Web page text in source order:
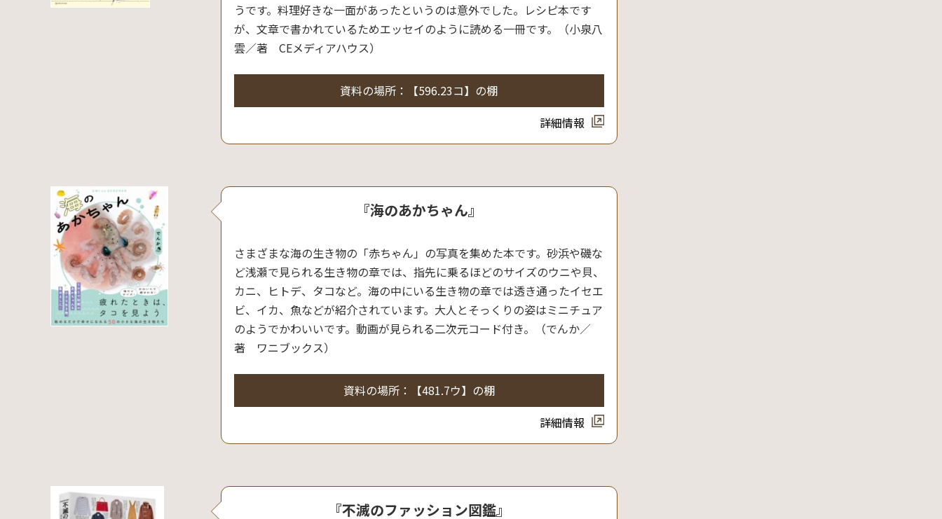
うです。料理好きな一面があったというのは意外でした。レシピ本です
が、文章で書かれているためエッセイのように読める一冊です。（小泉八
雲／著 CEメディアハウス）
資料の場所：【596.23コ】の棚
詳細情報
『海のあかちゃん』
さまざまな海の生き物の「赤ちゃん」の写真を集めた本です。砂浜や磯な
ど浅瀬で見られる生き物の章では、指先に乗るほどのサイズのウニや貝、
カニ、ヒトデ、タコなど。海の中にいる生き物の章では透き通ったイセエ
ビ、イカ、魚などが紹介されています。大人とそっくりの姿はミニチュア
のようでかわいいです。動画が見られる二次元コード付き。（でんか／
著 ワニブックス）
資料の場所：【481.7ウ】の棚
詳細情報
『不滅のファッション図鑑』